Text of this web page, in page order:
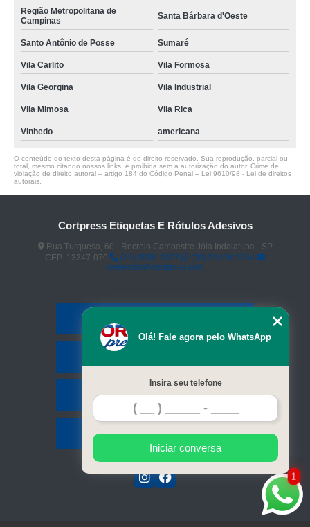
Região Metropolitana de
Campinas
Santa Bárbara d'Oeste
Santo Antônio de Posse Sumaré
Vila Carlito Vila Formosa
Vila Georgina Vila Industrial
Vila Mimosa Vila Rica
Vinhedo americana
O conteúdo do texto desta página é de direito reservado. Sua reprodução, parcial ou
total, mesmo citando nossos links, é proibida sem a autorização do autor. Crime de
violação de direito autoral – artigo 184 do Código Penal – Lei 9610/98 - Lei de direitos
autorais
Cortpress Etiquetas E Rótulos Adesivos
Rua Turquesa, 60 - Recreio Campestre Jóia Indaiatuba - SP
CEP: 13347-070
(19) 3935-3327
(19) 99899-9754
comercial@cortpress.com
Contato
Mapa do site
1
Olá! Fale agora pelo WhatsApp
Insira seu telefone
Iniciar conversa